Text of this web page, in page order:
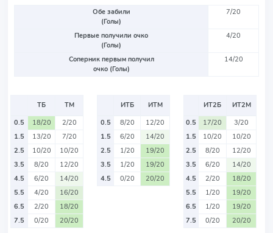
Обе забили
(Голы)
7/20
Первые получили очко
(Голы)
4/20
Соперник первым получил
очко (Голы)
14/20
ТБ
ТМ
0.5
18/20
2/20
1.5
13/20
7/20
2.5
10/20
10/20
3.5
8/20
12/20
4.5
6/20
14/20
5.5
4/20
16/20
6.5
2/20
18/20
7.5
0/20 20/20
ИТБ
ИТМ
0.5
8/20
12/20
1.5
6/20
14/20
2.5
1/20
19/20
3.5
1/20
19/20
4.5
0/20 20/20
ИТ2Б
ИТ2М
0.5
17/20
3/20
1.5
10/20
10/20
2.5
8/20
12/20
3.5
6/20
14/20
4.5
2/20
18/20
5.5
1/20
19/20
6.5
1/20
19/20
7.5
0/20 20/20